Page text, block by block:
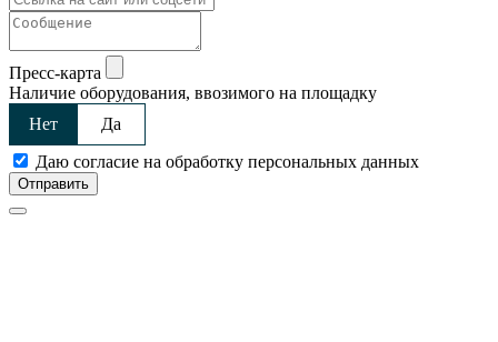
Пресс-карта
Наличие оборудования, ввозимого на площадку
Нет
Да
Даю согласие на обработку персональных данных
Отправить